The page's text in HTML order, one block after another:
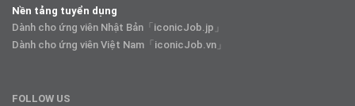
Nền tảng tuyển dụng
Dành cho ứng viên Nhật Bản「iconicJob.jp」
Dành cho ứng viên Việt Nam「iconicJob.vn」
FOLLOW US